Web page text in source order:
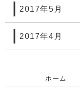
2017年5月
2017年4月
ホーム